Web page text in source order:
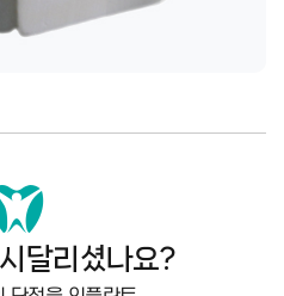
달리셨나요?